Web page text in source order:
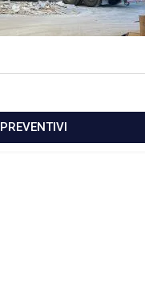
PREVENTIVI